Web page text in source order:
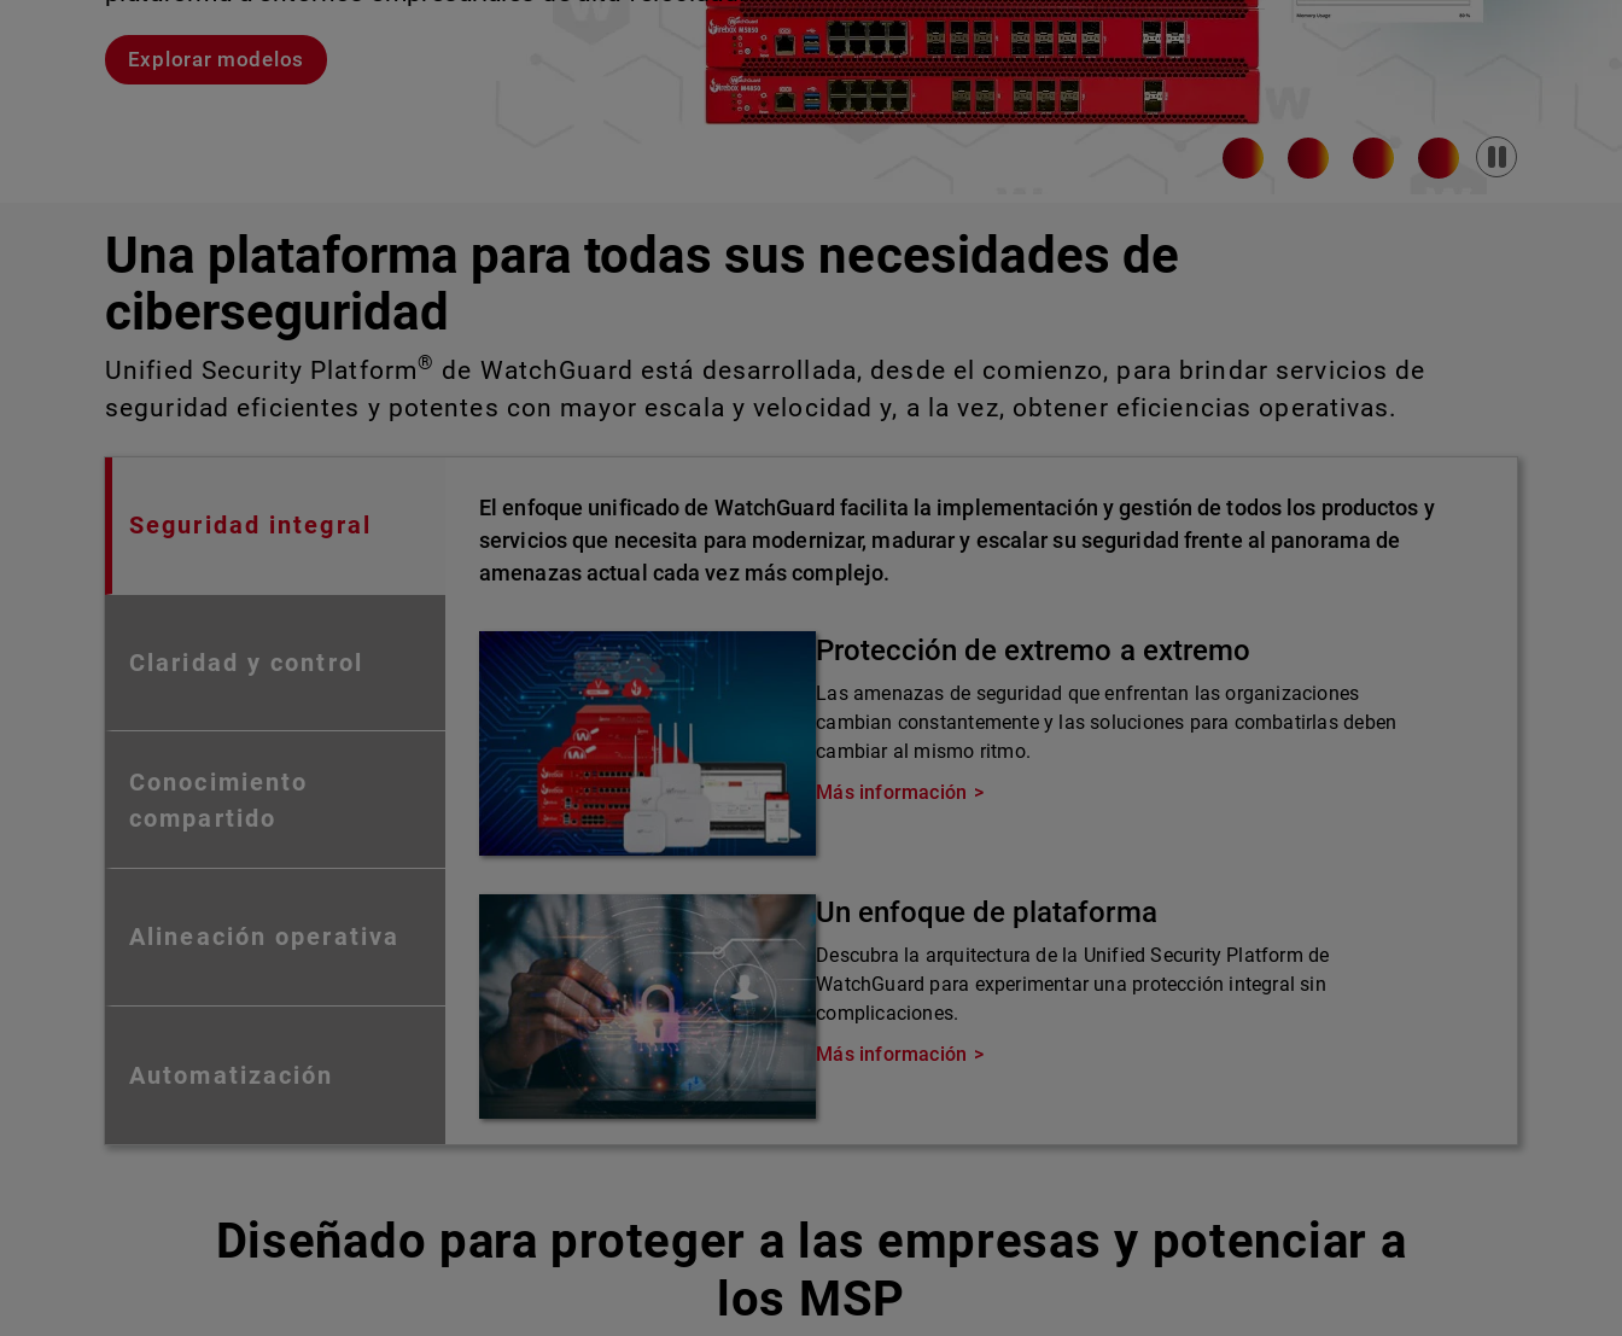
Explorar modelos
Explora CloudDR
Conozcan a Rai
Conozca WatchGuard EDR
Pause
Una plataforma para todas sus necesidades de
ciberseguridad
Unified Security Platform® de WatchGuard está desarrollada, desde el comienzo, para brindar servicios de
seguridad eficientes y potentes con mayor escala y velocidad y, a la vez, obtener eficiencias operativas.
Seguridad integral
Claridad y control
Conocimiento
compartido
Alineación operativa
Automatización
El enfoque unificado de WatchGuard facilita la implementación y gestión de todos los productos y
servicios que necesita para modernizar, madurar y escalar su seguridad frente al panorama de
amenazas actual cada vez más complejo.
Protección de extremo a extremo
Las amenazas de seguridad que enfrentan las organizaciones
cambian constantemente y las soluciones para combatirlas deben
cambiar al mismo ritmo.
Más información
Un enfoque de plataforma
Descubra la arquitectura de la Unified Security Platform de
WatchGuard para experimentar una protección integral sin
complicaciones.
Más información
Diseñado para proteger a las empresas y potenciar a
los MSP